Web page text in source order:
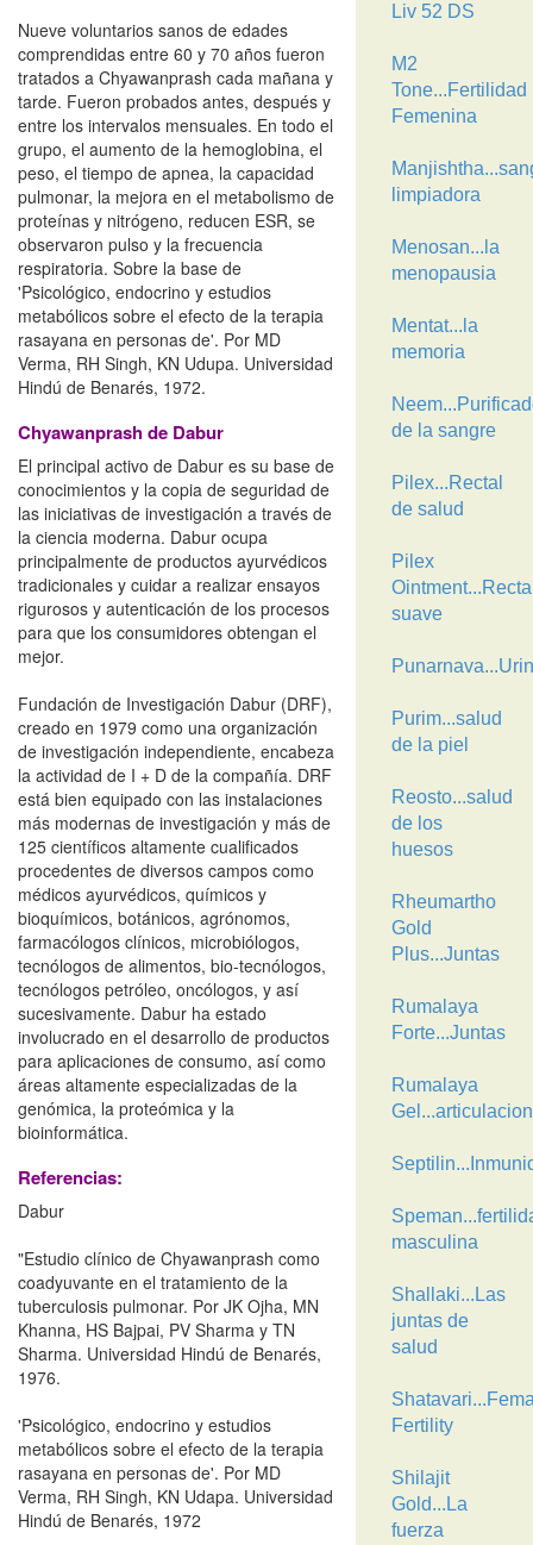
Nueve voluntarios sanos de edades
comprendidas entre 60 y 70 años fueron
tratados a Chyawanprash cada mañana y
tarde. Fueron probados antes, después y
entre los intervalos mensuales. En todo el
grupo, el aumento de la hemoglobina, el
peso, el tiempo de apnea, la capacidad
pulmonar, la mejora en el metabolismo de
proteínas y nitrógeno, reducen ESR, se
observaron pulso y la frecuencia
respiratoria. Sobre la base de
'Psicológico, endocrino y estudios
metabólicos sobre el efecto de la terapia
rasayana en personas de'. Por MD
Verma, RH Singh, KN Udupa. Universidad
Hindú de Benarés, 1972.
Chyawanprash de Dabur
El principal activo de Dabur es su base de
conocimientos y la copia de seguridad de
las iniciativas de investigación a través de
la ciencia moderna. Dabur ocupa
principalmente de productos ayurvédicos
tradicionales y cuidar a realizar ensayos
rigurosos y autenticación de los procesos
para que los consumidores obtengan el
mejor.
Fundación de Investigación Dabur (DRF),
creado en 1979 como una organización
de investigación independiente, encabeza
la actividad de I + D de la compañía. DRF
está bien equipado con las instalaciones
más modernas de investigación y más de
125 científicos altamente cualificados
procedentes de diversos campos como
médicos ayurvédicos, químicos y
bioquímicos, botánicos, agrónomos,
farmacólogos clínicos, microbiólogos,
tecnólogos de alimentos, bio-tecnólogos,
tecnólogos petróleo, oncólogos, y así
sucesivamente. Dabur ha estado
involucrado en el desarrollo de productos
para aplicaciones de consumo, así como
áreas altamente especializadas de la
genómica, la proteómica y la
bioinformática.
Referencias:
Dabur
"Estudio clínico de Chyawanprash como
coadyuvante en el tratamiento de la
tuberculosis pulmonar. Por JK Ojha, MN
Khanna, HS Bajpai, PV Sharma y TN
Sharma. Universidad Hindú de Benarés,
1976.
'Psicológico, endocrino y estudios
metabólicos sobre el efecto de la terapia
rasayana en personas de'. Por MD
Verma, RH Singh, KN Udapa. Universidad
Hindú de Benarés, 1972
Liv 52 DS
M2
Tone...Fertilidad
Femenina
limpiadora
Menosan...la
menopausia
Mentat...la
memoria
de la sangre
Pilex...Rectal
de salud
Pilex
suave
Purim...salud
de la piel
Reosto...salud
de los
huesos
Rheumartho
Gold
Plus...Juntas
Rumalaya
Forte...Juntas
Rumalaya
masculina
Shallaki...Las
juntas de
salud
Fertility
Shilajit
Gold...La
fuerza